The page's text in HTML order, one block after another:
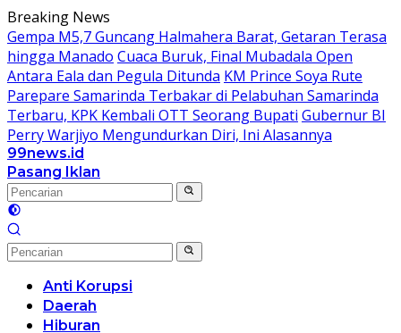
Langsung
ke
konten
Breaking News
Gempa M5,7 Guncang Halmahera Barat, Getaran Terasa
hingga Manado Cuaca Buruk, Final Mubadala Open
Antara Eala dan Pegula Ditunda KM Prince Soya Rute
Parepare Samarinda Terbakar di Pelabuhan Samarinda
Terbaru, KPK Kembali OTT Seorang Bupati Gubernur BI
Perry Warjiyo Mengundurkan Diri, Ini Alasannya
99news.id
Terbaik
Terbaik
Pasang Iklan
Anti Korupsi
Daerah
Hiburan